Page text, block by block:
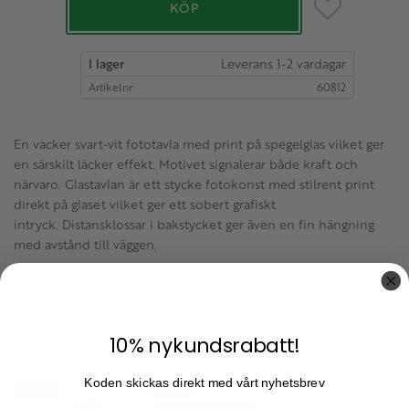
KÖP
I lager
Artikelnr 60812
En vacker svart-vit fototavla med print på spegelglas vilket ger
en särskilt läcker effekt. Motivet signalerar både kraft och
närvaro. Glastavlan är ett stycke fotokonst med stilrent print
direkt på glaset vilket ger ett sobert grafiskt
intryck. Distansklossar i bakstycket ger även en fin hängning
med avstånd till väggen.
PERFECT PARTNERS
20%
10% nykundsrabatt!
Koden skickas direkt med vårt nyhetsbrev